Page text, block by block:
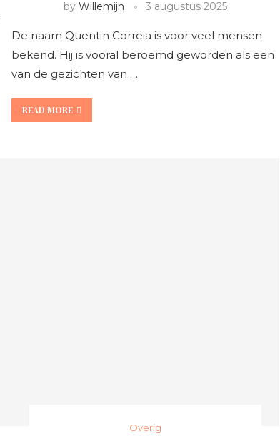
by Willemijn 3 augustus 2025
De naam Quentin Correia is voor veel mensen
bekend. Hij is vooral beroemd geworden als een
van de gezichten van …
READ MORE
Overig